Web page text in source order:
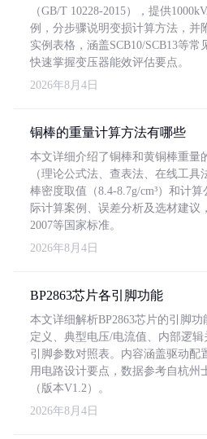
（GB/T 10228-2015），提供
例，分步骤说明变损计算方法，并
实例表格，涵盖SCB10/SCB13等
快速掌握变压器能效评估要点。
2026年8月4日
铜棒的重量计算方法有哪些
本文详细介绍了铜棒和黄铜棒重量
（理论公式法、查表法、在线工具
棒密度取值（8.4-8.7g/cm³）和计
际计算案例、误差分析及选材建议
2007等国家标准。
2026年8月4日
BP2863芯片各引脚功能
本文详细解析BP2863芯片的引脚
定义、典型电压/电流值、内部逻
引脚参数对照表。内容涵盖驱动配
用电路设计要点，数据参考自杭州
（版本V1.2）。
2026年8月4日